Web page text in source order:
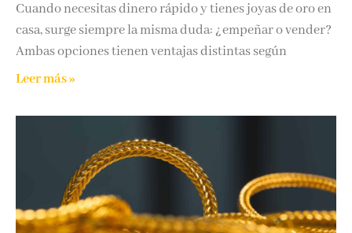
Cuando necesitas dinero rápido y tienes joyas de oro en
casa, surge siempre la misma duda: ¿empeñar o vender?
Ambas opciones tienen ventajas distintas según
Leer más »